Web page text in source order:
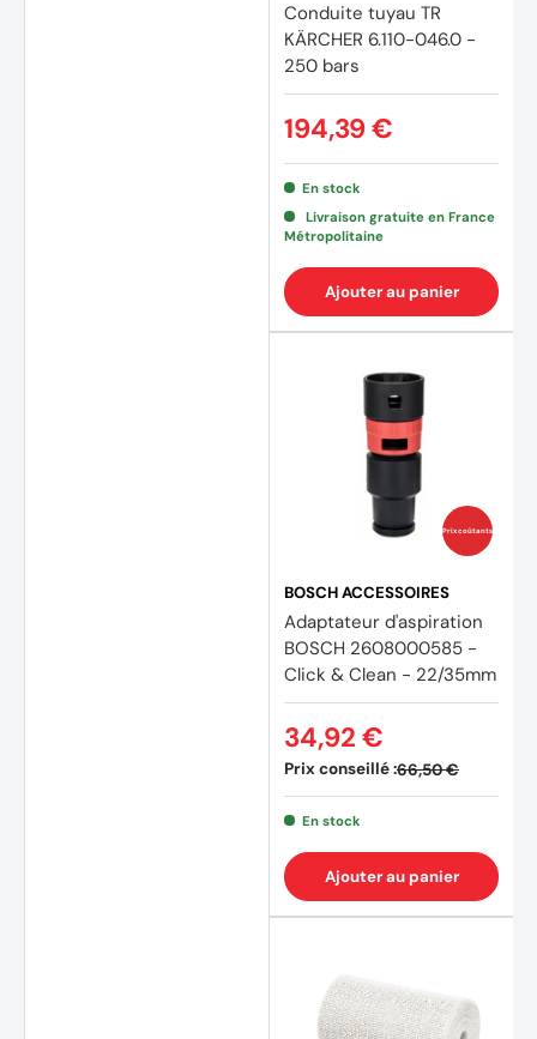
Conduite tuyau TR
KÄRCHER 6.110-046.0 -
250 bars
194,39 €
En stock
Livraison gratuite en France
Métropolitaine
Ajouter au panier
Prix coûtants
BOSCH ACCESSOIRES
Adaptateur d'aspiration
BOSCH 2608000585 -
Click & Clean - 22/35mm
Prix conseillé :66,50 €
34,92 €
En stock
Ajouter au panier